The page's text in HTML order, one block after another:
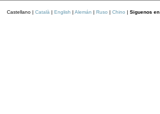
Castellano | Català | English | Alemán | Ruso | Chino | Siguenos en